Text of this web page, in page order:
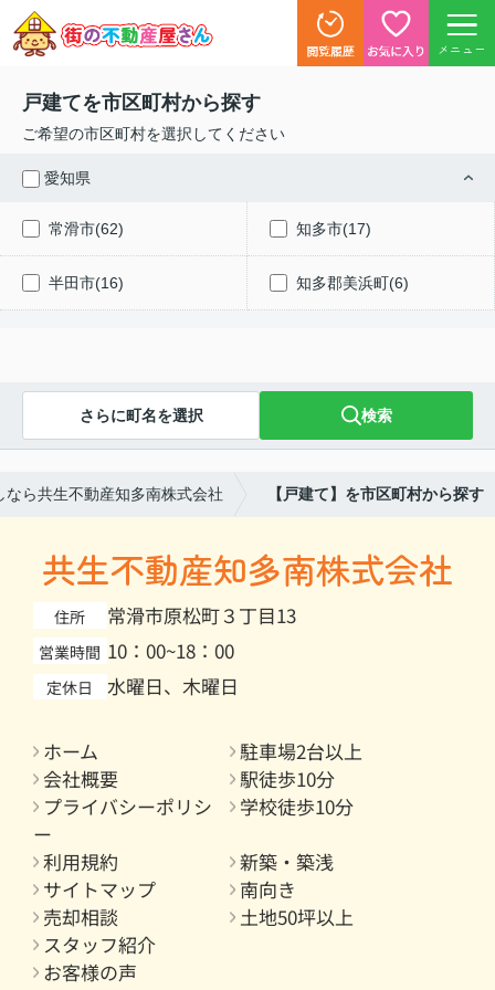
メニュー
戸建てを市区町村から探す
ご希望の市区町村を選択してください
愛知県
常滑市(62) 知多市(17)
半田市(16) 知多郡美浜町(6)
さらに町名を選択 検索
ら共生不動産知多南株式会社 【戸建て】を市区町村から探す
共生不動産知多南株式会社
住所 常滑市原松町３丁目13
営業時間 10：00~18：00
定休日 水曜日、木曜日
ホーム
駐車場2台以上
会社概要
駅徒歩10分
プライバシーポリシ
ー
学校徒歩10分
利用規約
新築・築浅
サイトマップ
南向き
売却相談
土地50坪以上
スタッフ紹介
お客様の声